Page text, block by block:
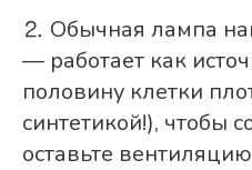
⒉ Обычная лампа
— работает как
половину клетки
синтетикой!), чтобы
оставьте